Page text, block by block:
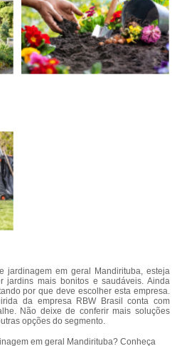
jardinagem em geral Mandirituba, esteja
jardins mais bonitos e saudáveis. Ainda
por que deve escolher esta empresa.
da empresa RBW Brasil conta com
Não deixe de conferir mais soluções
opções do segmento.
em geral Mandirituba? Conheça